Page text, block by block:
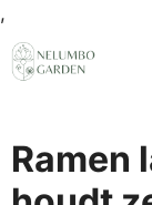
,
naar
de
Ramen